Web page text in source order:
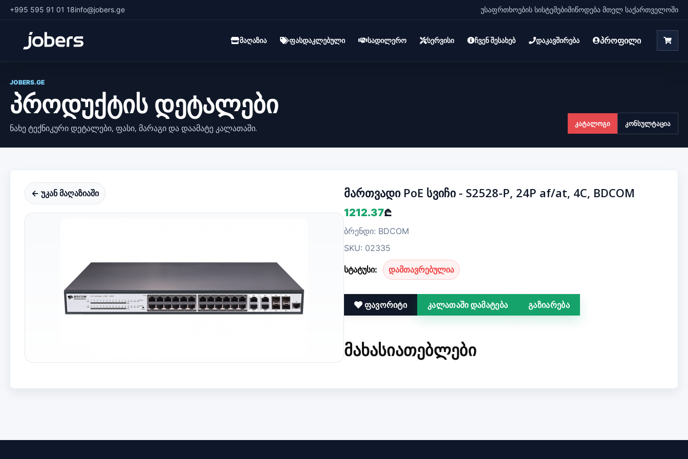
+995 595 91 01 18info@jobers.ge უსაფრთხოების სისტემებიმიწოდება მთელ საქართველოში
მაღაზია ფასდაკლებული სადილერო სერვისი ჩვენ შესახებ დაკავშირება პროფილი
JOBERS.GE
პროდუქტის დეტალები
ნახე ტექნიკური დეტალები, ფასი, მარაგი და დაამატე კალათაში. კატალოგი კონსულტაცია
← უკან მაღაზიაში მართვადი PoE სვიჩი - S2528-P, 24P af/at, 4C, BDCOM
1212.37₾
ბრენდი: BDCOM
SKU: 02335
სტატუსი: დამთავრებულია
ფავორიტი კალათაში დამატება გაზიარება
ᲛᲐᲮᲐᲡᲘᲐᲗᲔᲑᲚᲔᲑᲘ